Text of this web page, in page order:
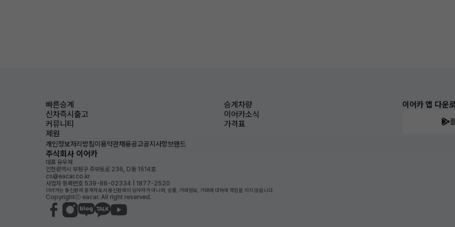
빠른승계
승계차량
신차즉시출고
이어카소식
커뮤니티
가격표
제원
이어카 앱 다운
개인정보처리방침이용약관채용공고공지사항브랜드
주식회사 이어카
대표 유우재
인천광역시 부평구 주부토로 236, D동 1514호
cs@eacar.co.kr
사업자 등록번호 539-88-02334 | 1877-2520
이어카는 통신판매 중개자로서 통신판매의 당사자가 아니며, 상품, 거래정보, 거래에 대하여 책임을 지지 않습니다.
Copyrightⓒ eacar. All right reserved.